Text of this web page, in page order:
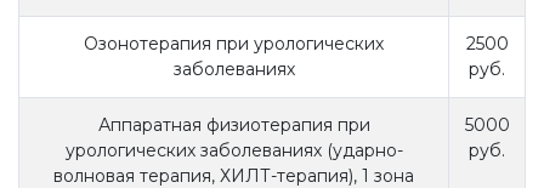
Озонотерапия при урологических
заболеваниях
2500
руб.
Аппаратная физиотерапия при
урологических заболеваниях (ударно-
волновая терапия, ХИЛТ-терапия), 1 зона
5000
руб.